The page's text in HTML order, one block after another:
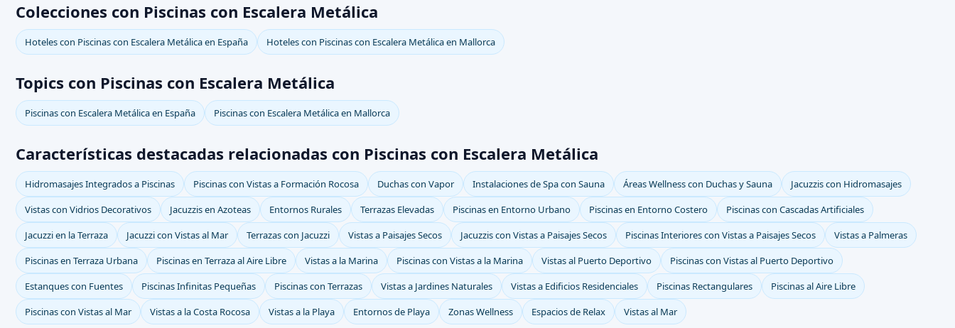
Colecciones con Piscinas con Escalera Metálica
Hoteles con Piscinas con Escalera Metálica en España Hoteles con Piscinas con Escalera Metálica en Mallorca
Topics con Piscinas con Escalera Metálica
Piscinas con Escalera Metálica en España Piscinas con Escalera Metálica en Mallorca
Características destacadas relacionadas con Piscinas con Escalera Metálica
Hidromasajes Integrados a Piscinas Piscinas con Vistas a Formación Rocosa Duchas con Vapor Instalaciones de Spa con Sauna Áreas Wellness con Duchas y Sauna
Jacuzzis con Hidromasajes
Vistas con Vidrios Decorativos
Jacuzzis en Azoteas Entornos Rurales Terrazas Elevadas Piscinas en Entorno Urbano Piscinas en Entorno Costero
Piscinas con Cascadas Artificiales
Jacuzzi en la Terraza
Jacuzzi con Vistas al Mar Terrazas con Jacuzzi Vistas a Paisajes Secos Jacuzzis con Vistas a Paisajes Secos Piscinas Interiores con Vistas a Paisajes Secos
Vistas a Palmeras
Piscinas en Terraza Urbana
Piscinas en Terraza al Aire Libre Vistas a la Marina Piscinas con Vistas a la Marina Vistas al Puerto Deportivo
Piscinas con Vistas al Puerto Deportivo
Estanques con Fuentes
Piscinas Infinitas Pequeñas Piscinas con Terrazas Vistas a Jardines Naturales Vistas a Edificios Residenciales Piscinas Rectangulares
Piscinas al Aire Libre
Piscinas con Vistas al Mar
Vistas a la Costa Rocosa Vistas a la Playa Entornos de Playa Zonas Wellness Espacios de Relax Vistas al Mar